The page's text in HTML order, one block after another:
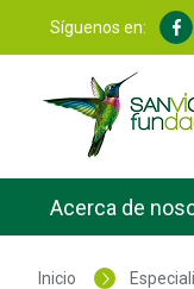
Síguenos en:
Acerca de
Inicio